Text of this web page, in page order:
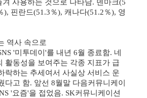
겨 사용하는 것으로 나타남. 덴마크(5
), 핀란드(51.3 ％), 캐나다(51.2 ％), 영
역사 속으로
'미투데이'를 내년 6월 종료함. 네
활동성을 보여주는 각종 지표가 급
락하는 추세여서 사실상 서비스 운
다고 함. 앞선 8월말 다음커뮤니케이
'요즘'을 접었음. SK커뮤니케이션